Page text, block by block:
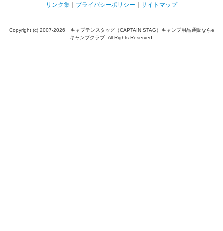
リンク集 ｜ プライバシーポリシー ｜ サイトマップ
Copyright (c) 2007-2026 キャプテンスタッグ（CAPTAIN STAG）キャンプ用品通販ならe
キャンプクラブ. All Rights Reserved.